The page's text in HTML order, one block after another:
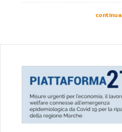
continua